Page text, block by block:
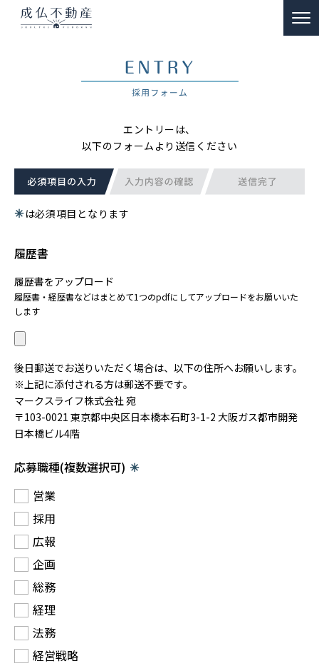
エントリーは、
以下のフォームより送信ください
✳︎は必須項目となります
履歴書
履歴書をアップロード
履歴書・経歴書などはまとめて1つのpdfにしてアップロードをお願いいた
します
後日郵送でお送りいただく場合は、以下の住所へお願いします。
※上記に添付される方は郵送不要です。
マークスライフ株式会社 宛
〒103-0021 東京都中央区日本橋本石町3-1-2 大阪ガス都市開発
日本橋ビル4階
応募職種(複数選択可) ✳︎
営業
採用
広報
企画
総務
経理
法務
経営戦略
事故物件のお悩み解決
ー 特殊清掃・遺品整理
ー ご供養
販売物件情報
富動産コラム
採用情報
ニュース&メディア
運営会社